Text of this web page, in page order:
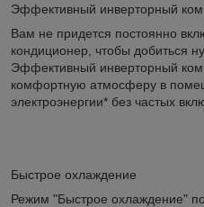
Эффективный инверторный
Вам не придется постоянно
кондиционер, чтобы добиться
Эффективный инверторный
комфортную атмосферу в
электроэнергии* без частых
Быстрое охлаждение
Режим "Быстрое охлаждение"